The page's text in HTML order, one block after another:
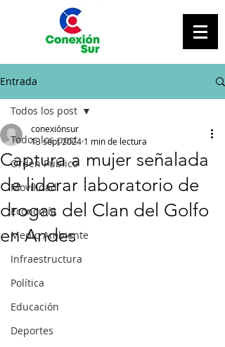
Entrada
Todos los post
Orden Público
Movilidad
Economía
Medio Ambiente
Infraestructura
Política
Educación
Deportes
Todos los post
Captura a mujer señalada
de liderar laboratorio de
drogas del Clan del Golfo
en Andes
conexiónsur
13 sept 2024 1 min de lectura